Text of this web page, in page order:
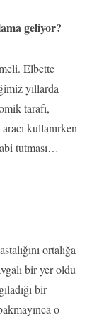
geliyor?
Elbette
yıllarda
tarafı,
kullanırken
tutması…
ortalığa
bir yer oldu
bir
o